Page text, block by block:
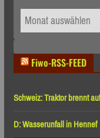
Archiv
nach
Fiwo-RSS-FEED
Schweiz: Traktor brennt
D: Wasserunfall in